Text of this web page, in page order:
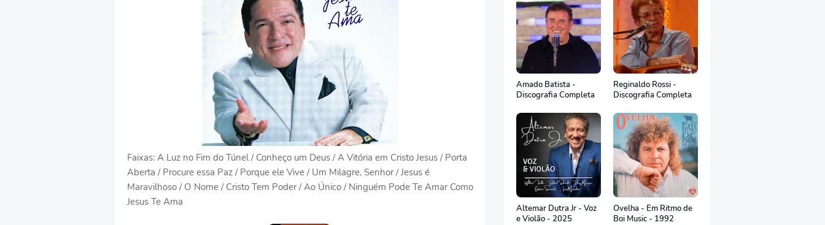
Faixas: A Luz no Fim do Túnel / Conheço um Deus / A Vitória em Cristo Jesus / Porta
Aberta / Procure essa Paz / Porque ele Vive / Um Milagre, Senhor / Jesus é
Maravilhoso / O Nome / Cristo Tem Poder / Ao Único / Ninguém Pode Te Amar Como
Jesus Te Ama
Amado Batista -
Discografia Completa
Reginaldo Rossi -
Discografia Completa
Altemar Dutra Jr - Voz
e Violão - 2025
Ovelha - Em Ritmo de
Boi Music - 1992